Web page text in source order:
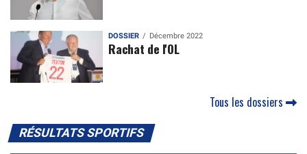
DOSSIER Décembre 2022
Rachat de l'OL
Tous les dossiers
RÉSULTATS SPORTIFS